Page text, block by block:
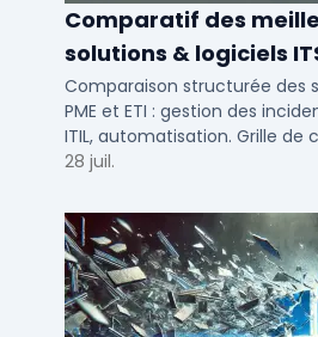
Comparatif des
solutions & logiciels
Comparaison structurée des
PME et ETI : gestion des
ITIL, automatisation. Grille de
d'usage par taille d'entreprise.
28 juil.